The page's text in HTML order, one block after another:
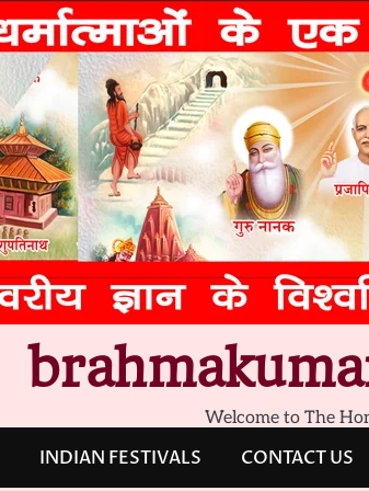
Welcome to The
INDIAN FESTIVALS CONTACT US